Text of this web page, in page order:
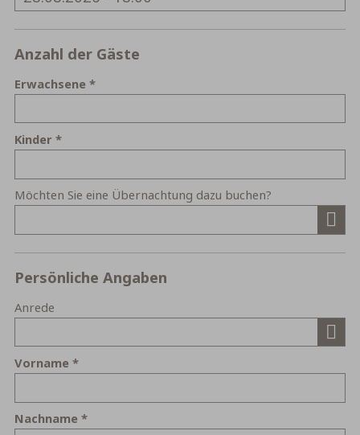
Anzahl der Gäste
Erwachsene
Kinder
Möchten Sie eine Übernachtung dazu buchen?
Persönliche Angaben
Anrede
Vorname
Nachname